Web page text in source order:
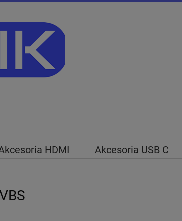
HDMI Akcesoria USB C